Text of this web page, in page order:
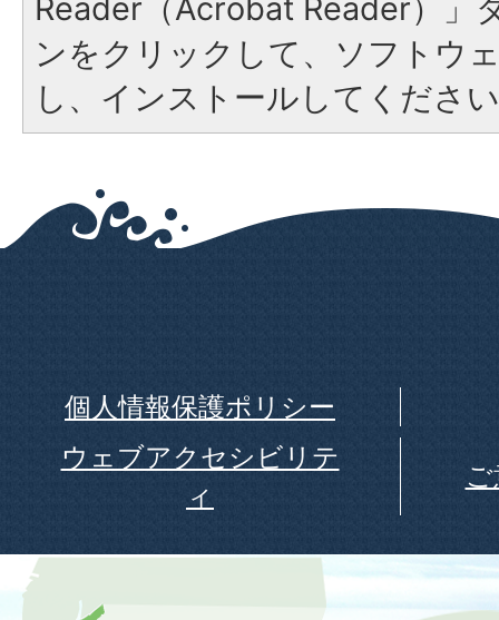
Reader（Acrobat Reader）」
ンをクリックして、ソフトウ
し、インストールしてくださ
個人情報保護ポリシー
ウェブアクセシビリテ
ィ